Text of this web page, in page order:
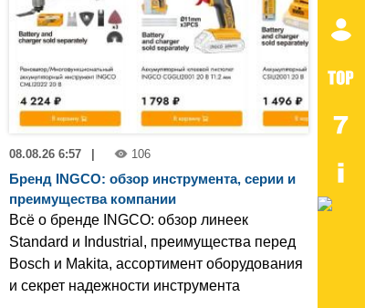
08.08.26 6:57 106
Бренд INGCO: обзор инструмента, серии и
преимущества компании
Всё о бренде INGCO: обзор линеек
Standard и Industrial, преимущества перед
Bosch и Makita, ассортимент оборудования
и секрет надежности инструмента